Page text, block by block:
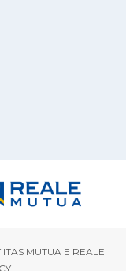
ITAS MUTUA E REALE